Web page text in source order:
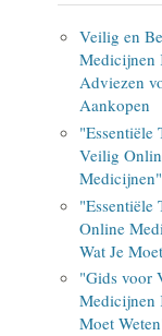
Veilig en
Medicijnen
Adviezen
Aankopen
"Essentiële
Veilig
Medicijnen"
"Essentiële
Online
Wat Je
"Gids voor
Medicijnen
Moet